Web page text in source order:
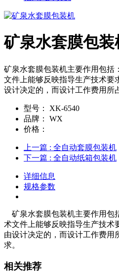
矿泉水套膜包装
矿泉水套膜包装机主要作用包括
文件上能够反映指导生产技术要
设计决定的，而设计工作费用所
型号：
XK-6540
品牌：
WX
价格：
上一篇 : 全自动套膜包装机
下一篇 : 全自动纸箱包装机
详细信息
规格参数
矿泉水套膜包装机主要作用包
术文件上能够反映指导生产技术
由设计决定的，而设计工作费用
求。
相关推荐